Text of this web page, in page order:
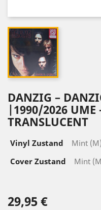
DANZIG –
|1990/2026 UME
TRANSLUCENT
Vinyl Zustand
Mint
Cover Zustand
Mint
29,95 €